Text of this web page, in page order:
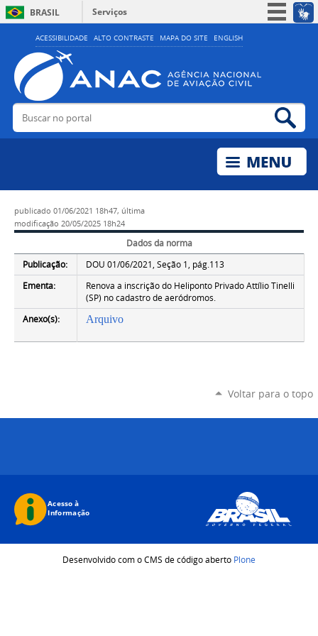
ACESSIBILIDADE ALTO CONTRASTE MAPA DO SITE ENGLISH
BRASIL
Serviços
Simplifique!
Acesso à informação
Legislação
Buscar no portal
publicado 01/06/2021 18h47, última
modificação 20/05/2025 18h24
Dados da norma
Publicação:
DOU 01/06/2021, Seção 1, pág.113
Ementa:
Renova a inscrição do Heliponto Privado Attílio Tinelli
(SP) no cadastro de aeródromos.
Anexo(s):
Arquivo
Voltar para o topo
Desenvolvido com o CMS de código aberto Plone